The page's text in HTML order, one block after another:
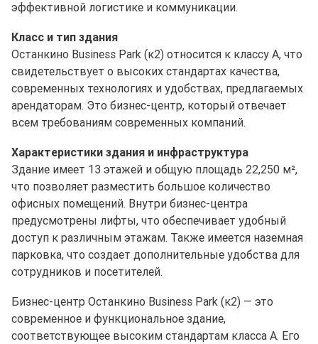
эффективной логистике и коммуникации.
Класс и тип здания
Останкино Business Park (к2) относится к классу A, что
свидетельствует о высоких стандартах качества,
современных технологиях и удобствах, предлагаемых
арендаторам. Это бизнес-центр, который отвечает
всем требованиям современных компаний.
Характеристики здания и инфраструктура
Здание имеет 13 этажей и общую площадь 22,250 м²,
что позволяет разместить большое количество
офисных помещений. Внутри бизнес-центра
предусмотрены лифты, что обеспечивает удобный
доступ к различным этажам. Также имеется наземная
парковка, что создает дополнительные удобства для
сотрудников и посетителей.
Бизнес-центр Останкино Business Park (к2) — это
современное и функциональное здание,
соответствующее высоким стандартам класса A. Его